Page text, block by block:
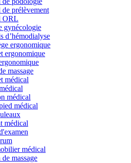
de prélèvement
ORL
gynécologie
d’hémodialyse
ergonomique
ergonomique
massage
médical
médical
médical
médical
médical
massage